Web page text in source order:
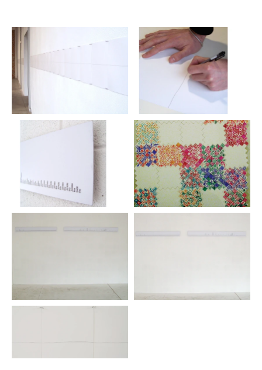
Placentia Arte, Piacenza. 2006:One day works,
neon>campo base, Bologna. 2003:Bookshop, GAMeC
Spazio Palestra, Bergamo. 2002:Vuoi giocare?
Galleria Alice & Altri lavori in corso, Roma.
Selezione mostre collettive. 2008:
Storie, Galleria
Viamoronisedici, Bergamo;
Soft Cell: dinamiche
nello spazio in Italia
, GC.AC, Monfalcone (GO);
Same democracy pratiche artistiche e curatoriali
nell’era dell’open source culture, neon>campo base,
Bologna. 2006:
Every revolution is a throw of dice,
Loggia della mercanzia, Genova Italia, a cura di
Traveling light, Chelsea Art
Videopassages, Careof , Milano.
2005:
– episodio 2, complesso
Villa Goldi, Tirana Conquering new spaces, Galleria
Nazionale del Kossovo, Prishtina. 2004:
Empowerment/Cantiere Italia, Museo d’Arte
Genova;
Assab One, la nuova generazione artistica